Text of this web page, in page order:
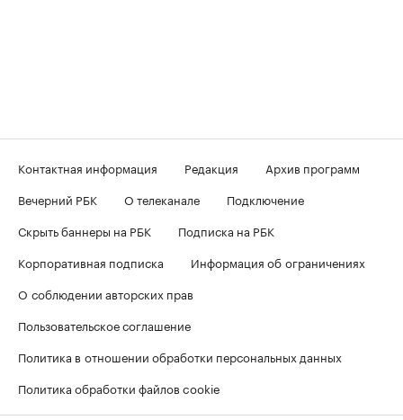
Контактная информация Редакция
Архив программ
Вечерний РБК
О телеканале
Подключение
Скрыть баннеры на РБК
Подписка на РБК
Корпоративная подписка
Информация об ограничениях
О соблюдении авторских прав
Пользовательское соглашение
Политика в отношении обработки персональных данных
Политика обработки файлов cookie